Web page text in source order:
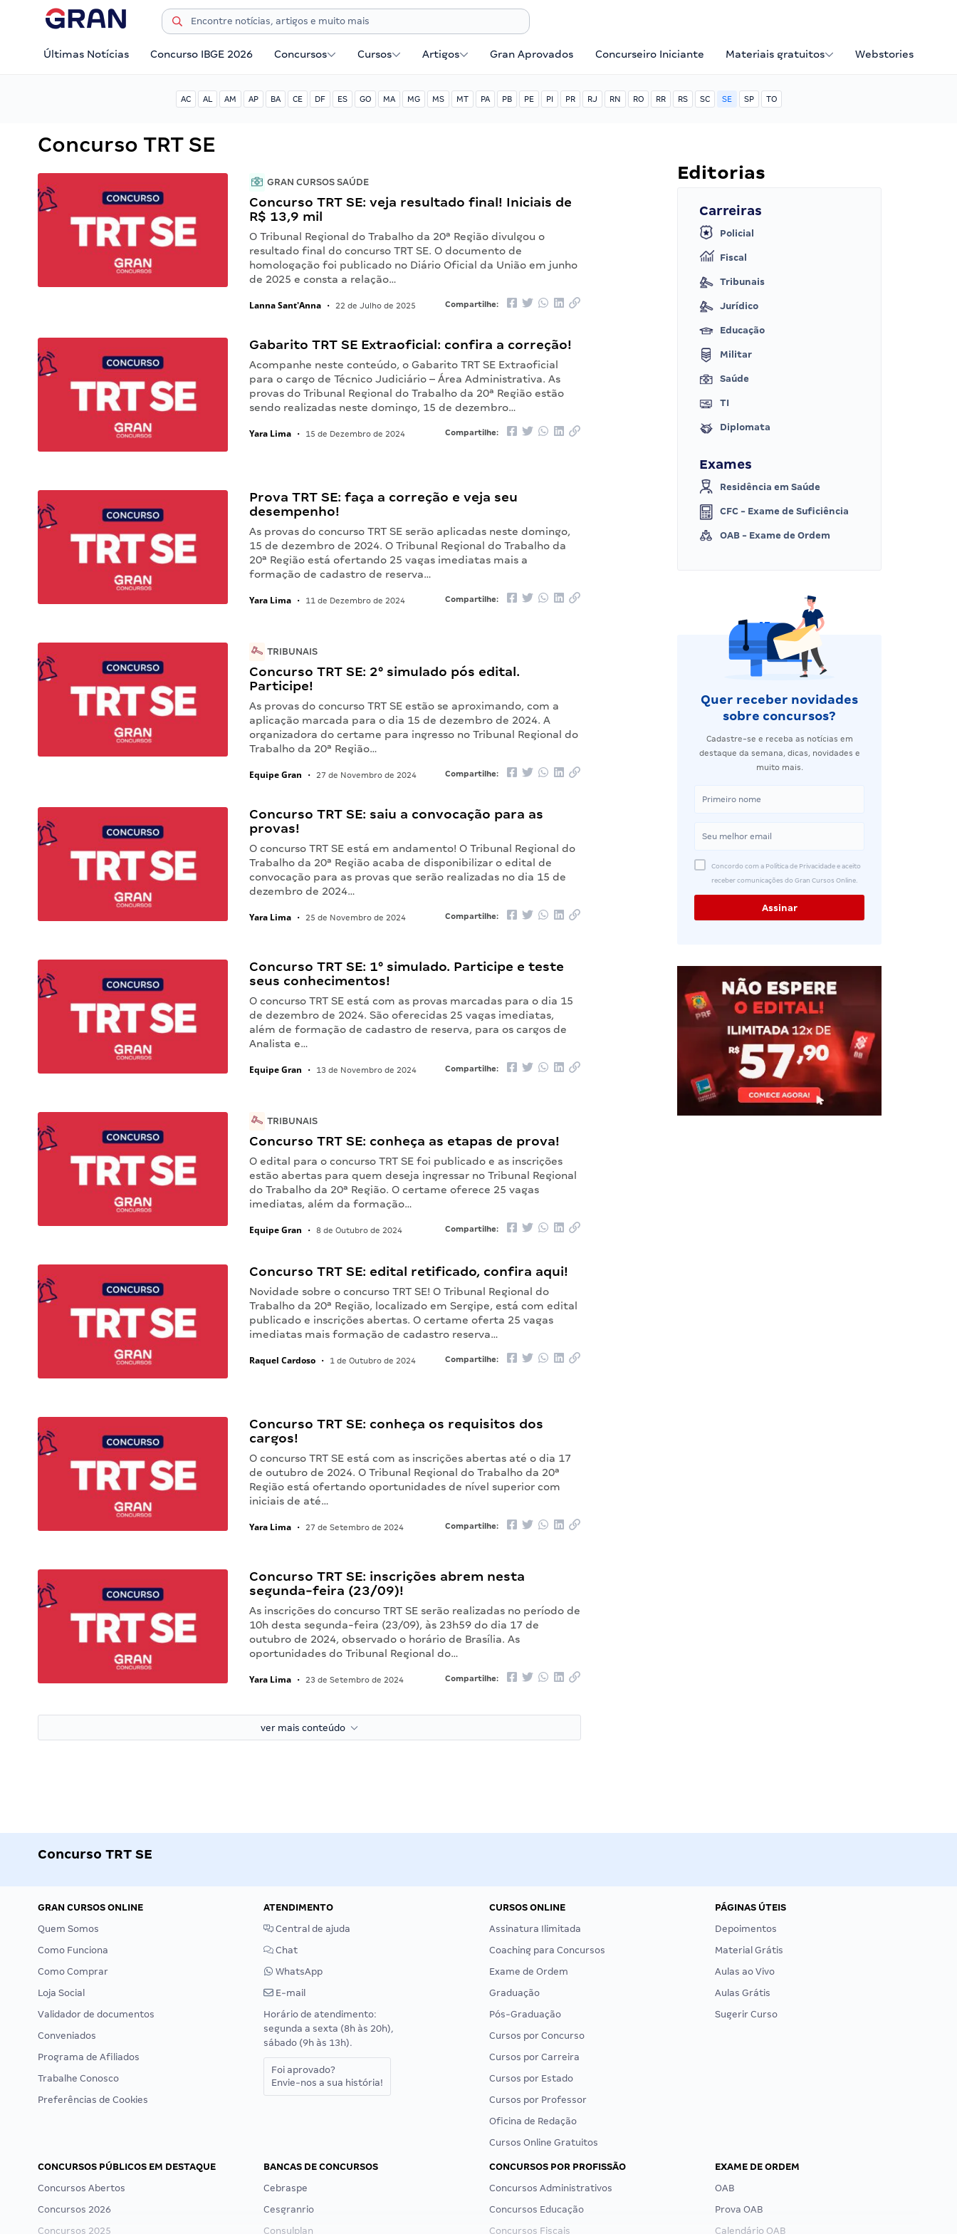
Últimas Notícias Concurso IBGE 2026 Concursos Cursos Artigos Gran Aprovados Concurseiro Iniciante Materiais gratuitos Webstories
AC AL AM AP BA CE DF ES GO MA MG MS MT PA PB PE PI PR RJ RN RO RR RS SC SE SP TO
Concurso TRT SE
GRAN CURSOS SAÚDE
Concurso TRT SE: veja resultado final! Iniciais de
R$ 13,9 mil
O Tribunal Regional do Trabalho da 20ª Região divulgou o
resultado final do concurso TRT SE. O documento de
homologação foi publicado no Diário Oficial da União em junho
de 2025 e consta a relação…
Lanna Sant'Anna • 22 de Julho de 2025 Compartilhe:
Gabarito TRT SE Extraoficial: confira a correção!
Acompanhe neste conteúdo, o Gabarito TRT SE Extraoficial
para o cargo de Técnico Judiciário – Área Administrativa. As
provas do Tribunal Regional do Trabalho da 20ª Região estão
sendo realizadas neste domingo, 15 de dezembro…
Yara Lima • 15 de Dezembro de 2024 Compartilhe:
Prova TRT SE: faça a correção e veja seu
desempenho!
As provas do concurso TRT SE serão aplicadas neste domingo,
15 de dezembro de 2024. O Tribunal Regional do Trabalho da
20ª Região está ofertando 25 vagas imediatas mais a
formação de cadastro de reserva…
Yara Lima • 11 de Dezembro de 2024 Compartilhe:
TRIBUNAIS
Concurso TRT SE: 2° simulado pós edital.
Participe!
As provas do concurso TRT SE estão se aproximando, com a
aplicação marcada para o dia 15 de dezembro de 2024. A
organizadora do certame para ingresso no Tribunal Regional do
Trabalho da 20ª Região…
Equipe Gran • 27 de Novembro de 2024 Compartilhe:
Concurso TRT SE: saiu a convocação para as
provas!
O concurso TRT SE está em andamento! O Tribunal Regional do
Trabalho da 20ª Região acaba de disponibilizar o edital de
convocação para as provas que serão realizadas no dia 15 de
dezembro de 2024…
Yara Lima • 25 de Novembro de 2024 Compartilhe:
Concurso TRT SE: 1° simulado. Participe e teste
seus conhecimentos!
O concurso TRT SE está com as provas marcadas para o dia 15
de dezembro de 2024. São oferecidas 25 vagas imediatas,
além de formação de cadastro de reserva, para os cargos de
Analista e…
Equipe Gran • 13 de Novembro de 2024 Compartilhe:
TRIBUNAIS
Concurso TRT SE: conheça as etapas de prova!
O edital para o concurso TRT SE foi publicado e as inscrições
estão abertas para quem deseja ingressar no Tribunal Regional
do Trabalho da 20ª Região. O certame oferece 25 vagas
imediatas, além da formação…
Equipe Gran • 8 de Outubro de 2024 Compartilhe:
Concurso TRT SE: edital retificado, confira aqui!
Novidade sobre o concurso TRT SE! O Tribunal Regional do
Trabalho da 20ª Região, localizado em Sergipe, está com edital
publicado e inscrições abertas. O certame oferta 25 vagas
imediatas mais formação de cadastro reserva…
Raquel Cardoso • 1 de Outubro de 2024 Compartilhe:
Concurso TRT SE: conheça os requisitos dos
cargos!
O concurso TRT SE está com as inscrições abertas até o dia 17
de outubro de 2024. O Tribunal Regional do Trabalho da 20ª
Região está ofertando oportunidades de nível superior com
iniciais de até…
Yara Lima • 27 de Setembro de 2024 Compartilhe:
Concurso TRT SE: inscrições abrem nesta
segunda-feira (23/09)!
As inscrições do concurso TRT SE serão realizadas no período de
10h desta segunda-feira (23/09), às 23h59 do dia 17 de
outubro de 2024, observado o horário de Brasília. As
oportunidades do Tribunal Regional do…
Yara Lima • 23 de Setembro de 2024 Compartilhe:
ver mais conteúdo
Editorias
Carreiras
Policial
Fiscal
Tribunais
Jurídico
Educação
Militar
Saúde
TI
Diplomata
Exames
Residência em Saúde
CFC - Exame de Suficiência
OAB - Exame de Ordem
Quer receber novidades
sobre concursos?
Cadastre-se e receba as notícias em
destaque da semana, dicas, novidades e
muito mais.
Concordo com a Política de Privacidade e aceito
receber comunicações do Gran Cursos Online.
Concurso TRT SE
GRAN CURSOS ONLINE
Quem Somos
Como Funciona
Como Comprar
Loja Social
Validador de documentos
Conveniados
Programa de Afiliados
Trabalhe Conosco
Preferências de Cookies
ATENDIMENTO
Central de ajuda
Chat
WhatsApp
E-mail
Horário de atendimento:
segunda a sexta (8h às 20h),
sábado (9h às 13h).
Foi aprovado?
Envie-nos a sua história!
CURSOS ONLINE
Assinatura Ilimitada
Coaching para Concursos
Exame de Ordem
Graduação
Pós-Graduação
Cursos por Concurso
Cursos por Carreira
Cursos por Estado
Cursos por Professor
Oficina de Redação
Cursos Online Gratuitos
PÁGINAS ÚTEIS
Depoimentos
Material Grátis
Aulas ao Vivo
Aulas Grátis
Sugerir Curso
CONCURSOS PÚBLICOS EM DESTAQUE
Concursos Abertos
Concursos 2026
Concursos 2025
BANCAS DE CONCURSOS
Cebraspe
Cesgranrio
Consulplan
CONCURSOS POR PROFISSÃO
Concursos Administrativos
Concursos Educação
Concursos Fiscais
EXAME DE ORDEM
OAB
Prova OAB
Calendário OAB